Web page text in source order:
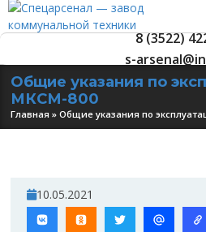
8 (3522)
s-
Общие указания по
МКСМ-800
Главная »Общие указания по
10.05.2021